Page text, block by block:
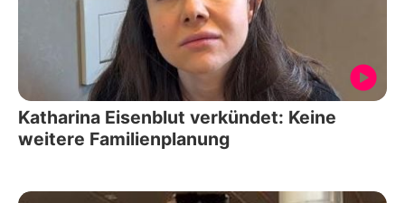
Katharina Eisenblut verkündet: Keine
weitere Familienplanung